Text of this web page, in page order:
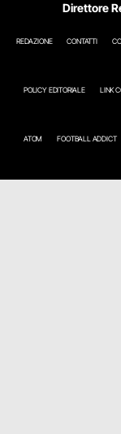
Direttore
REDAZIONE CONTATTI
POLICY EDITORIALE LINK
ATOM FOOTBALL ADDICT